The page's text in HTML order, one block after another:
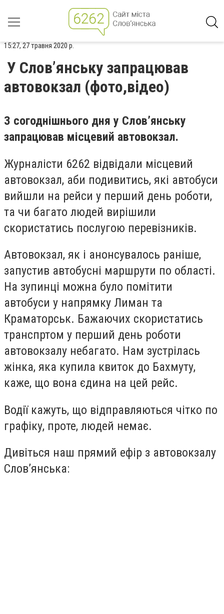
15:27, 27 травня 2020 р.
У Слов’янську запрацював
автовокзал (фото,відео)
З согоднішнього дня у Слов’янську
запрацював місцевий автовокзал.
Журналісти 6262 відвідали місцевий
автовокзал, аби подивитись, які автобуси
вийшли на рейси у перший день роботи,
та чи багато людей вирішили
скористатись послугою перевізників.
Автовокзал, як і анонсувалось раніше,
запустив автобусні маршрути по області.
На зупинці можна було помітити
автобуси у напрямку Лиман та
Краматорськ. Бажаючих скористатись
транспртом у перший день роботи
автовокзалу небагато. Нам зустрілась
жінка, яка купила квиток до Бахмуту,
каже, що вона єдина на цей рейс.
Водії кажуть, що відправляються чітко по
графіку, проте, людей немає.
Дивіться наш прямий ефір з автовокзалу
Слов’янська: